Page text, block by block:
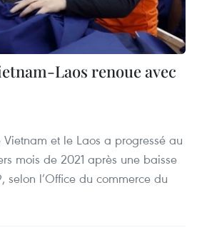
Laos renoue avec
et le Laos a progressé au
mois de 2021 après une baisse
selon l’Office du commerce du